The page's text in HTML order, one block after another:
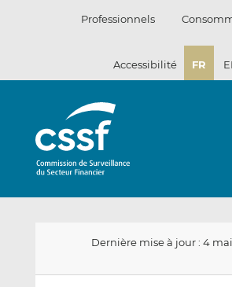
Professionnels
Accessibilité FR
Dernière mise à jour : 4